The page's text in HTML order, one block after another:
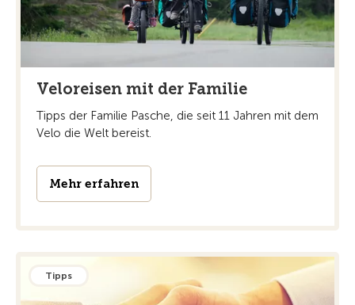
Veloreisen mit der Familie
Tipps der Familie Pasche, die seit 11 Jahren mit dem
Velo die Welt bereist.
Mehr erfahren
Tipps